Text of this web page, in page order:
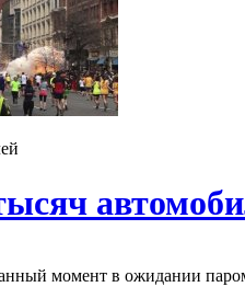
момент в ожидании